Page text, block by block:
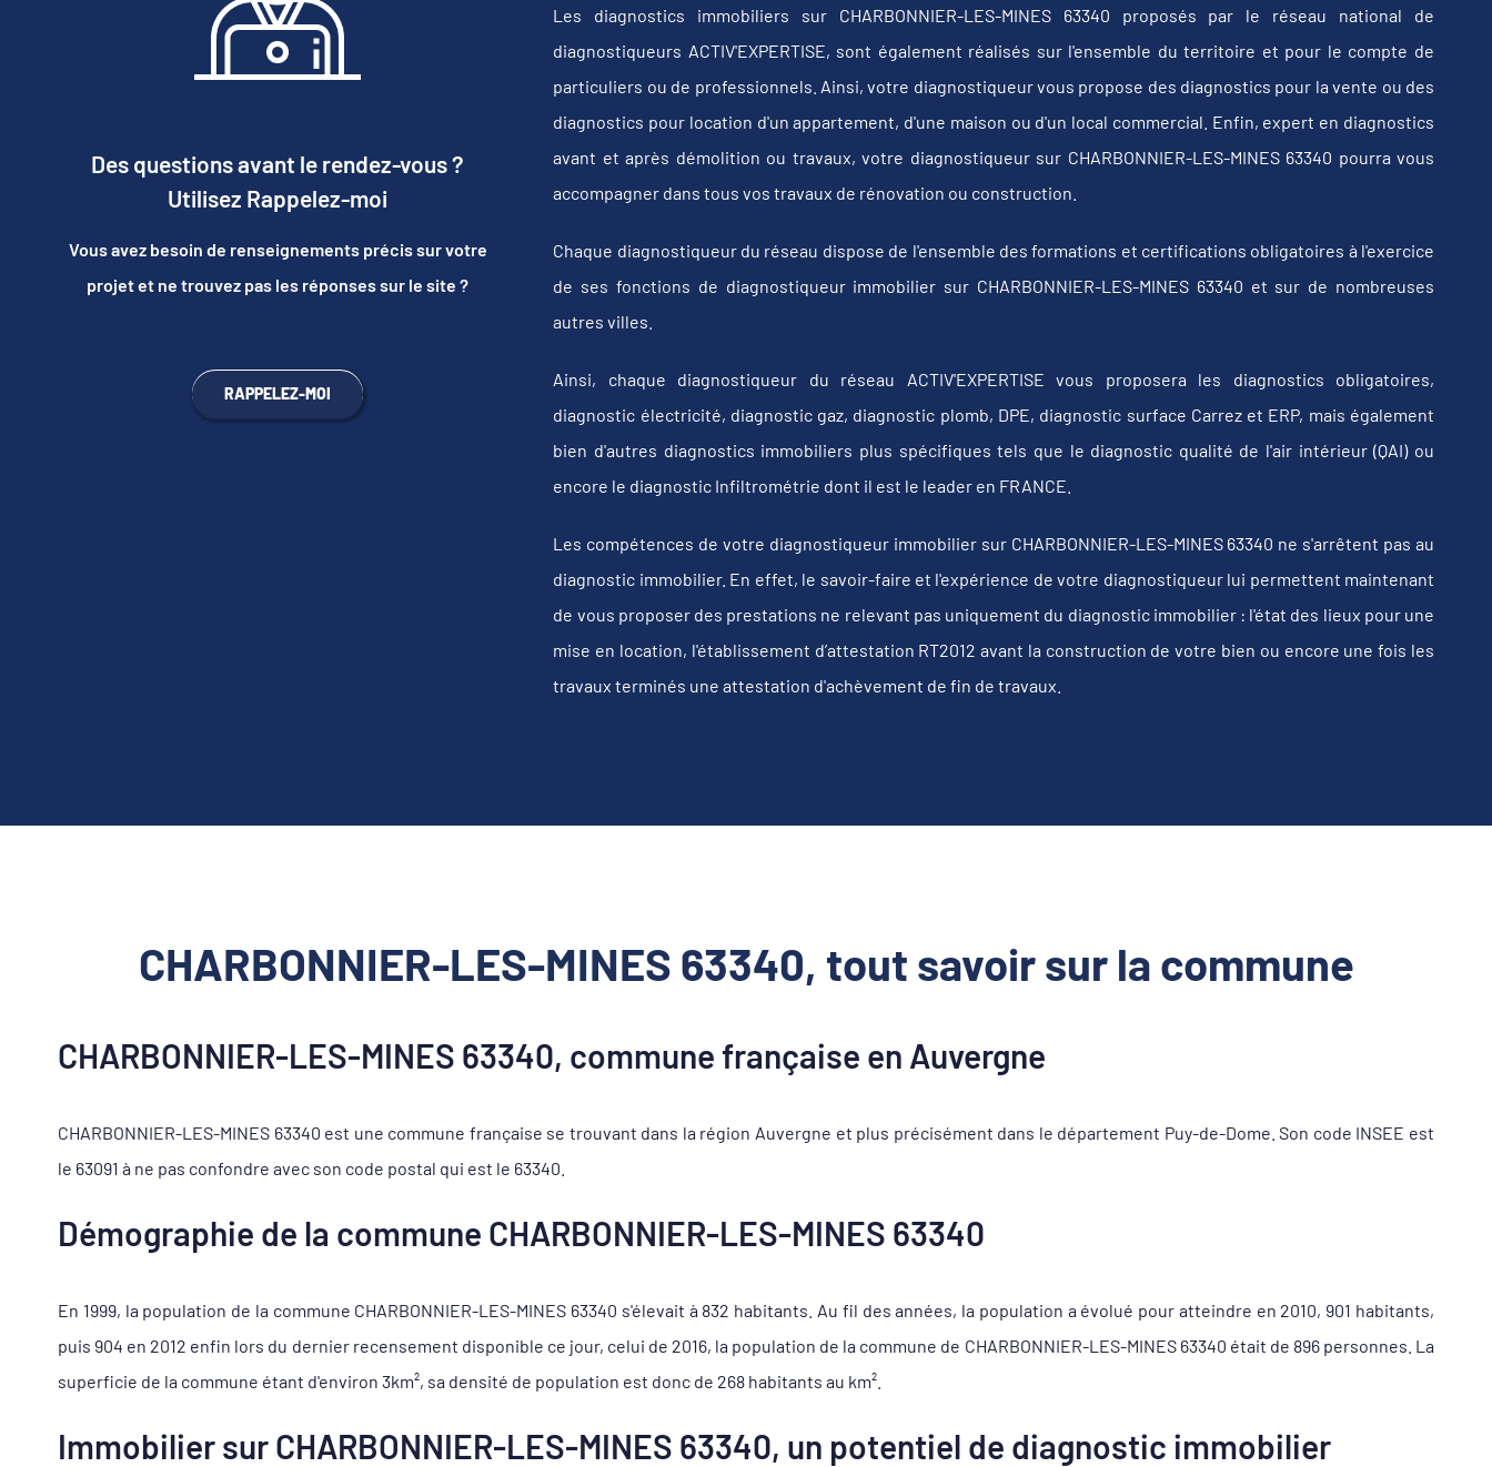
Des questions avant le rendez-vous ?
Utilisez Rappelez-moi
Vous avez besoin de renseignements précis sur votre
projet et ne trouvez pas les réponses sur le site ?
RAPPELEZ-MOI
Les diagnostics immobiliers sur CHARBONNIER-LES-MINES 63340 proposés par le réseau national de
diagnostiqueurs ACTIV'EXPERTISE, sont également réalisés sur l'ensemble du territoire et pour le compte de
particuliers ou de professionnels. Ainsi, votre diagnostiqueur vous propose des diagnostics pour la vente ou des
diagnostics pour location d'un appartement, d'une maison ou d'un local commercial. Enfin, expert en diagnostics
avant et après démolition ou travaux, votre diagnostiqueur sur CHARBONNIER-LES-MINES 63340 pourra vous
accompagner dans tous vos travaux de rénovation ou construction.
Chaque diagnostiqueur du réseau dispose de l'ensemble des formations et certifications obligatoires à l'exercice
de ses fonctions de diagnostiqueur immobilier sur CHARBONNIER-LES-MINES 63340 et sur de nombreuses
autres villes.
Ainsi, chaque diagnostiqueur du réseau ACTIV'EXPERTISE vous proposera les diagnostics obligatoires,
diagnostic électricité, diagnostic gaz, diagnostic plomb, DPE, diagnostic surface Carrez et ERP, mais également
bien d'autres diagnostics immobiliers plus spécifiques tels que le diagnostic qualité de l'air intérieur (QAI) ou
encore le diagnostic Infiltrométrie dont il est le leader en FRANCE.
Les compétences de votre diagnostiqueur immobilier sur CHARBONNIER-LES-MINES 63340 ne s'arrêtent pas au
diagnostic immobilier. En effet, le savoir-faire et l'expérience de votre diagnostiqueur lui permettent maintenant
de vous proposer des prestations ne relevant pas uniquement du diagnostic immobilier : l'état des lieux pour une
mise en location, l'établissement d’attestation RT2012 avant la construction de votre bien ou encore une fois les
travaux terminés une attestation d'achèvement de fin de travaux.
CHARBONNIER-LES-MINES 63340, tout savoir sur la commune
CHARBONNIER-LES-MINES 63340, commune française en Auvergne
CHARBONNIER-LES-MINES 63340 est une commune française se trouvant dans la région Auvergne et plus précisément dans le département Puy-de-Dome. Son code INSEE est
le 63091 à ne pas confondre avec son code postal qui est le 63340.
Démographie de la commune CHARBONNIER-LES-MINES 63340
En 1999, la population de la commune CHARBONNIER-LES-MINES 63340 s'élevait à 832 habitants. Au fil des années, la population a évolué pour atteindre en 2010, 901 habitants,
puis 904 en 2012 enfin lors du dernier recensement disponible ce jour, celui de 2016, la population de la commune de CHARBONNIER-LES-MINES 63340 était de 896 personnes. La
superficie de la commune étant d'environ 3km², sa densité de population est donc de 268 habitants au km².
Immobilier sur CHARBONNIER-LES-MINES 63340, un potentiel de diagnostic immobilier